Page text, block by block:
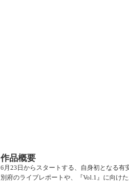
作品概要
6 月 23 日からスタートする、自身初となる有
別府のライブレポートや、『Vol.1』に向け